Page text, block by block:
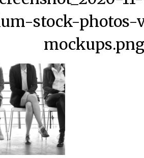
stock-photos-
mockups.png